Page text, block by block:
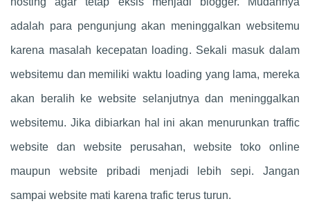
adalah para pengunjung akan meninggalkan websitemu
karena masalah kecepatan loading. Sekali masuk dalam
websitemu dan memiliki waktu loading yang lama, mereka
akan beralih ke website selanjutnya dan meninggalkan
websitemu. Jika dibiarkan hal ini akan menurunkan traffic
website dan website perusahan, website toko online
maupun website pribadi menjadi lebih sepi. Jangan
sampai website mati karena trafic terus turun.